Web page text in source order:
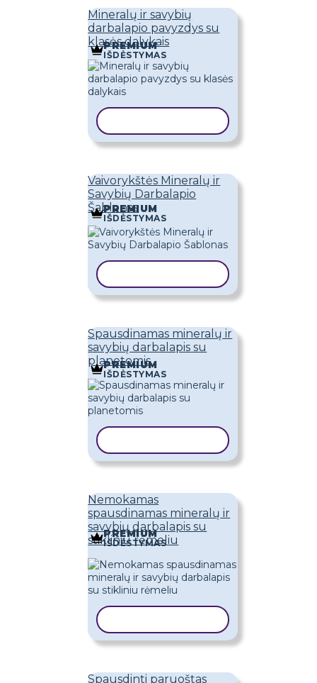
Mineralų ir savybių
darbalapio pavyzdys su
klasės dalykais
PREMIUM
IŠDĖSTYMAS
Vaivorykštės Mineralų ir
Savybių Darbalapio
Šablonas
PREMIUM
IŠDĖSTYMAS
Spausdinamas mineralų ir
savybių darbalapis su
planetomis
PREMIUM
IŠDĖSTYMAS
Nemokamas
spausdinamas mineralų ir
savybių darbalapis su
stikliniu rėmeliu
PREMIUM
IŠDĖSTYMAS
Spausdinti paruoštas